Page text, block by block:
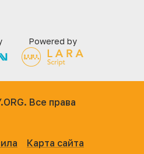
Powered by
Все права
Карта сайта